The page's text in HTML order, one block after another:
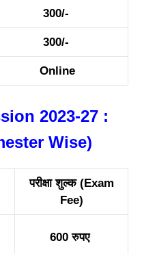
300/-
300/-
Online
2023-27 :
Wise)
परीक्षा शुल्क (Exam
Fee)
600 रुपए